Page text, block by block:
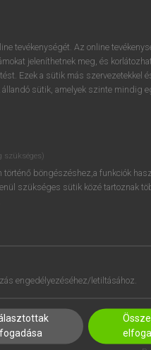
tevékenységét. Az online
jeleníthetnek meg, és
Ezek a sütik más szervezetekkel
sütik, amelyek szinte mindig
szükséges)
böngészéshez,a funkciók
szükséges sütik közé tartoznak
engedélyezéséhez/letiltásához.